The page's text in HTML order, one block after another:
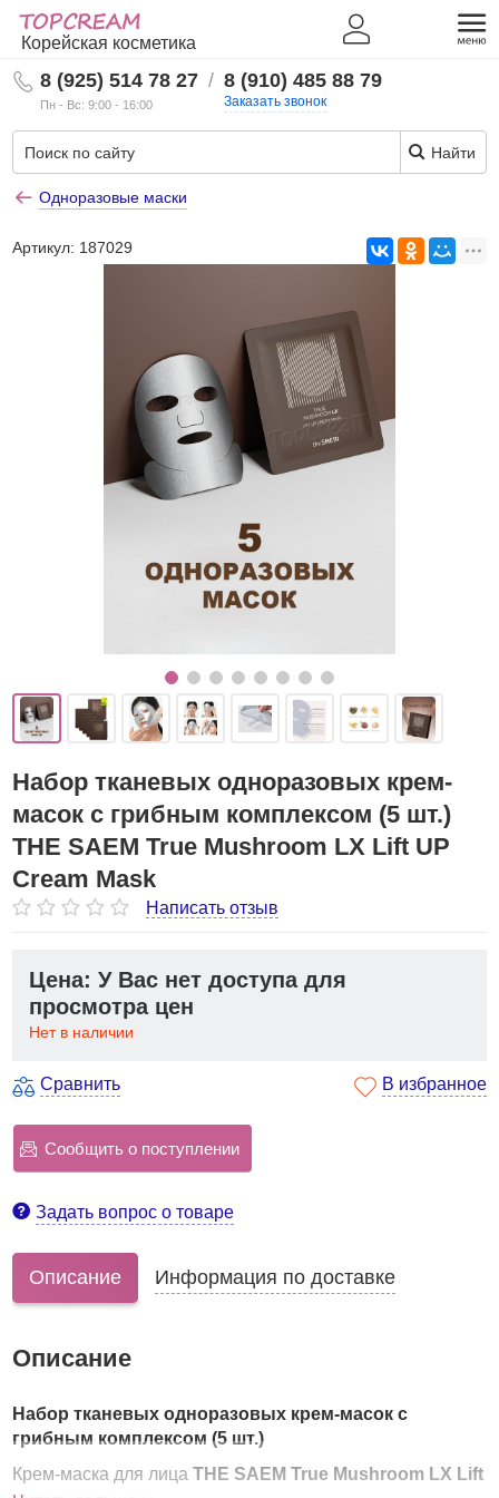
Корейская косметика
8 (925) 514 78 27
Пн - Вс: 9:00 - 16:00
/ 8 (910) 485 88 79
Заказать звонок
Найти
Одноразовые маски
Артикул: 187029
Набор тканевых одноразовых крем-
масок с грибным комплексом (5 шт.)
THE SAEM True Mushroom LX Lift UP
Cream Mask
Написать отзыв
Цена: У Вас нет доступа для
просмотра цен
Нет в наличии
Сравнить В избранное
Сообщить о поступлении
Задать вопрос о товаре
Описание Информация по доставке
Описание
Набор тканевых одноразовых крем-масок с
грибным комплексом (5 шт.)
Крем-маска для лицаTHE SAEM True Mushroom LX Lift